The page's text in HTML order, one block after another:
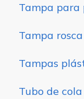
Tampa para
Tampa rosca
Tampas
Tubo de cola